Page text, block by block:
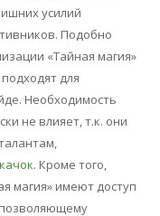
усилий
Подобно
«Тайная магия»
для
Необходимость
не влияет, т.к. они
. Кроме того,
магия» имеют доступ
, позволяющему